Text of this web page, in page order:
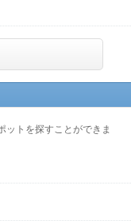
ットを探すことができま